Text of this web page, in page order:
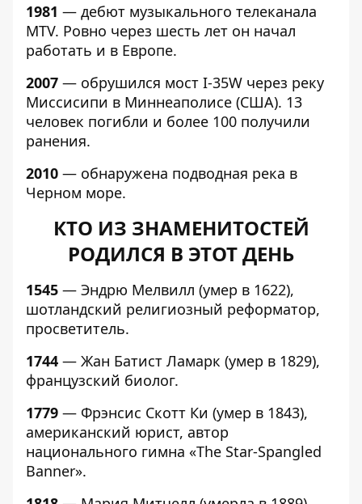
1981 — дебют музыкального телеканала
MTV. Ровно через шесть лет он начал
работать и в Европе.
2007 — обрушился мост I-35W через реку
Миссисипи в Миннеаполисе (США). 13
человек погибли и более 100 получили
ранения.
2010 — обнаружена подводная река в
Черном море.
КТО ИЗ ЗНАМЕНИТОСТЕЙ
РОДИЛСЯ В ЭТОТ ДЕНЬ
1545 — Эндрю Мелвилл (умер в 1622),
шотландский религиозный реформатор,
просветитель.
1744 — Жан Батист Ламарк (умер в 1829),
французский биолог.
1779 — Фрэнсис Скотт Ки (умер в 1843),
американский юрист, автор
национального гимна «The Star-Spangled
Banner».